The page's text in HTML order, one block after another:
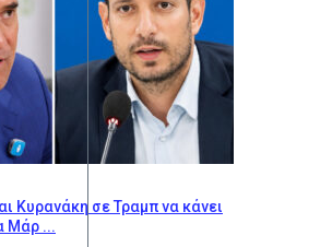
Κυρανάκη σε Τραμπ να κάνει
Μάρ ...